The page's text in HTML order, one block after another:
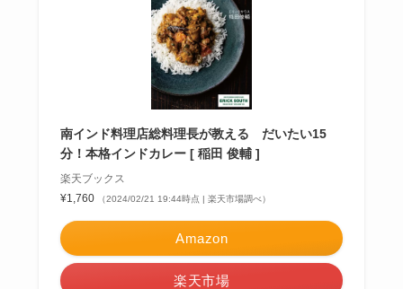
南インド料理店総料理長が教える だいたい15
分！本格インドカレー [ 稲田 俊輔 ]
楽天ブックス
¥1,760
（2024/02/21 19:44時点 | 楽天市場調べ）
Amazon
楽天市場